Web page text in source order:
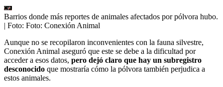
Barrios donde más reportes de animales afectados por pólvora hubo.
| Foto: Foto: Conexión Animal
Aunque no se recopilaron inconvenientes con la fauna silvestre,
Conexión Animal aseguró que este se debe a la dificultad por
acceder a esos datos, pero dejó claro que hay un subregistro
desconocido que mostraría cómo la pólvora también perjudica a
estos animales.